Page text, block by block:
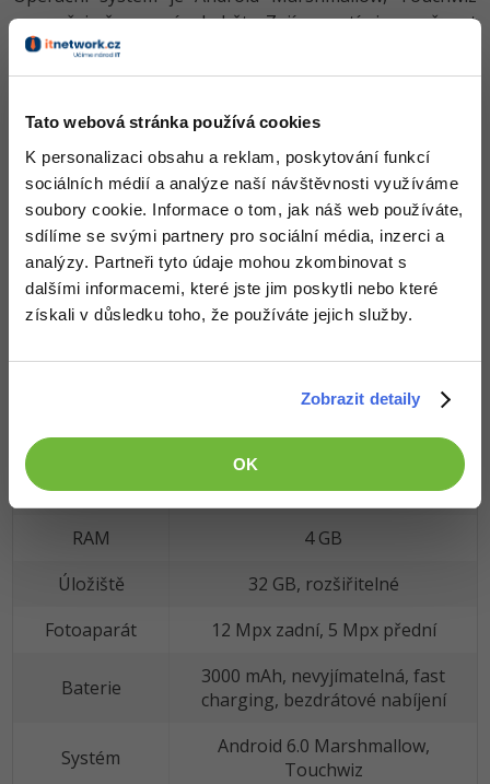
Tato webová stránka používá cookies
K personalizaci obsahu a reklam, poskytování funkcí
sociálních médií a analýze naší návštěvnosti využíváme
soubory cookie. Informace o tom, jak náš web používáte,
sdílíme se svými partnery pro sociální média, inzerci a
analýzy. Partneři tyto údaje mohou zkombinovat s
dalšími informacemi, které jste jim poskytli nebo které
získali v důsledku toho, že používáte jejich služby.
Zobrazit detaily
OK
samozřejmě nesmí chybět. Zajímavostí je možnost
vypnout seznam aplikací a používat pouze domovskou
obrazovku. (Android N nebude seznam aplikací
telefon předobjednáte, dostanete od Samsungu VR
headset Gear VR. Cena za Galaxy S7 je stanovena na
necelých 20 tisíc korun, za S7 Edge si ještě necelé 3 tisíce
připlatíte.
Galaxy S7 Galaxy S7 Edge
2560x1440
čtyřjádrový Snapdragon 820, nebo
osmiádrový Exynos 8
RAM
4 GB
Úložiště
32 GB, rozšiřitelné
Fotoaparát
12 Mpx zadní, 5 Mpx přední
Baterie
3000 mAh, nevyjímatelná, fast
charging, bezdrátové nabíjení
Systém
Android 6.0 Marshmallow,
Touchwiz